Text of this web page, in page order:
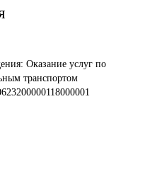
Оказание услуг по
транспортом